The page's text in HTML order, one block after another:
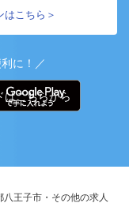
はこちら＞
に！／
はこちらから
八王子市・その他の求人